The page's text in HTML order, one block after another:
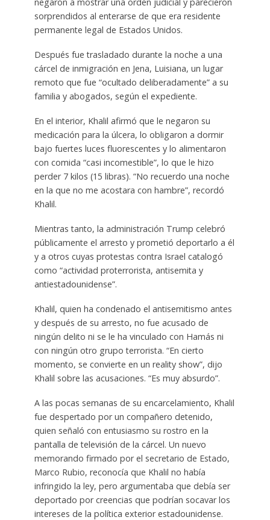
sorprendidos al enterarse de que era residente
permanente legal de Estados Unidos.
Después fue trasladado durante la noche a una
cárcel de inmigración en Jena, Luisiana, un lugar
remoto que fue “ocultado deliberadamente” a su
familia y abogados, según el expediente.
En el interior, Khalil afirmó que le negaron su
medicación para la úlcera, lo obligaron a dormir
bajo fuertes luces fluorescentes y lo alimentaron
con comida “casi incomestible”, lo que le hizo
perder 7 kilos (15 libras). “No recuerdo una noche
en la que no me acostara con hambre”, recordó
Khalil.
Mientras tanto, la administración Trump celebró
públicamente el arresto y prometió deportarlo a él
y a otros cuyas protestas contra Israel catalogó
como “actividad proterrorista, antisemita y
antiestadounidense”.
Khalil, quien ha condenado el antisemitismo antes
y después de su arresto, no fue acusado de
ningún delito ni se le ha vinculado con Hamás ni
con ningún otro grupo terrorista. “En cierto
momento, se convierte en un reality show”, dijo
Khalil sobre las acusaciones. “Es muy absurdo”.
A las pocas semanas de su encarcelamiento, Khalil
fue despertado por un compañero detenido,
quien señaló con entusiasmo su rostro en la
pantalla de televisión de la cárcel. Un nuevo
memorando firmado por el secretario de Estado,
Marco Rubio, reconocía que Khalil no había
infringido la ley, pero argumentaba que debía ser
deportado por creencias que podrían socavar los
intereses de la política exterior estadounidense.